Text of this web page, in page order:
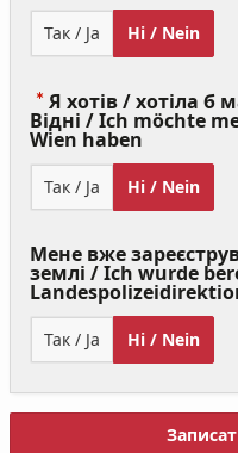
Так / Ja Ні / Nein
Я хотів / хотіла б
Відні / Ich möchte
Wien haben
Required)
Так / Ja Ні / Nein
Мене вже
землі / Ich wurde
Так / Ja Ні / Nein